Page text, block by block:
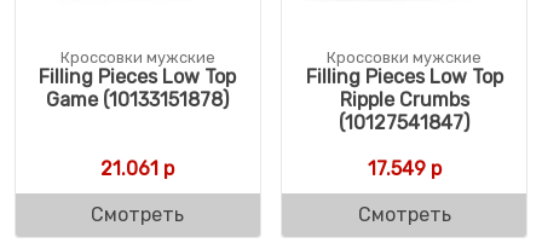
Кроссовки мужские
Filling Pieces Low Top
Game (10133151878)
21.061 р
Смотреть
Кроссовки мужские
Filling Pieces Low Top
Ripple Crumbs
(10127541847)
17.549р
Смотреть